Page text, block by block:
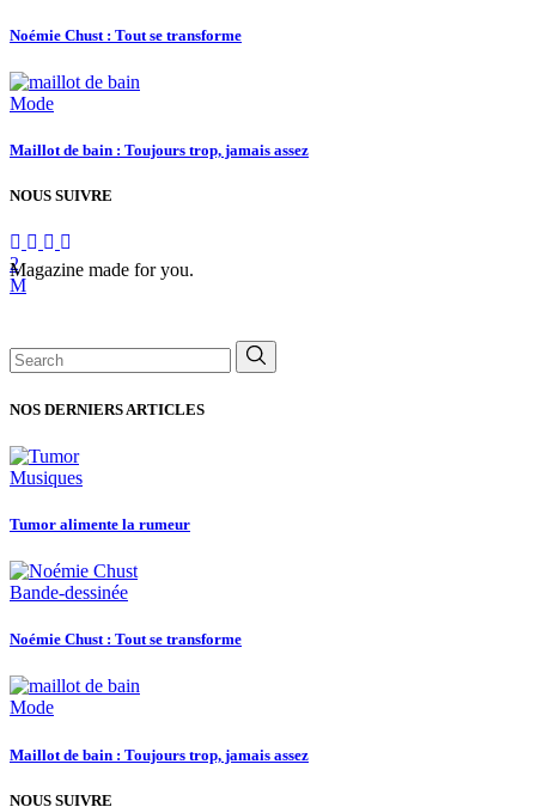
Noémie Chust : Tout se transforme
Mode
Maillot de bain : Toujours trop, jamais assez
NOUS SUIVRE
Magazine made for you.
Search
for:
NOS DERNIERS ARTICLES
Musiques
Tumor alimente la rumeur
Bande-dessinée
Noémie Chust : Tout se transforme
Mode
Maillot de bain : Toujours trop, jamais assez
NOUS SUIVRE